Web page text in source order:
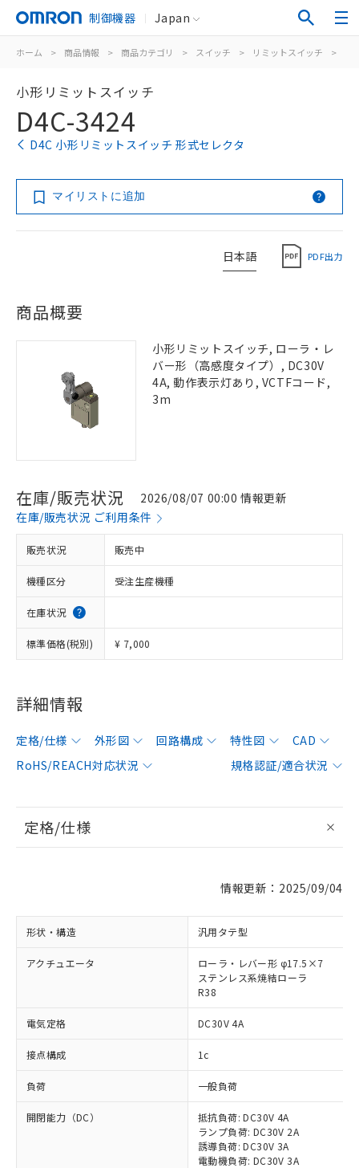
制御機器 Japan
ホーム > 商品情報 > 商品カテゴリ > スイッチ > リミットスイッチ >
小形リミットスイッチ
D4C-3424
D4C 小形リミットスイッチ 形式セレクタ
マイリストに追加
日本語 PDF出力
商品概要
小形リミットスイッチ, ローラ・レ
バー形（高感度タイプ）, DC30V
4A, 動作表示灯あり, VCTFコード,
3m
在庫/販売状況
2026/08/07 00:00 情報更新
在庫/販売状況 ご利用条件
販売状況 販売中
機種区分 受注生産機種
在庫状況
標準価格(税別) ¥ 7,000
詳細情報
定格/仕様 外形図 回路構成 特性図
CAD
RoHS/REACH対応状況
規格認証/適合状況
定格/仕様
情報更新：2025/09/04
形状・構造 汎用タテ型
アクチュエータ
ローラ・レバー形 φ17.5×7
ステンレス系焼結ローラ
R38
電気定格 DC30V 4A
接点構成 1c
負荷 一般負荷
開閉能力（DC）
抵抗負荷: DC30V 4A
ランプ負荷: DC30V 2A
誘導負荷: DC30V 3A
電動機負荷: DC30V 3A